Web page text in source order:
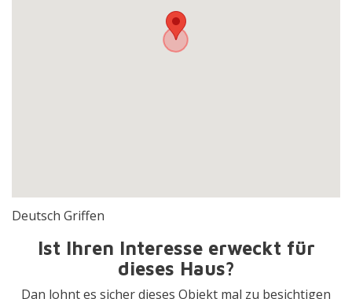
Deutsch Griffen
Ist Ihren Interesse erweckt für
dieses Haus?
Dan lohnt es sicher dieses Objekt mal zu besichtigen